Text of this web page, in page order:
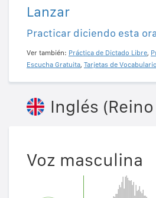
Lanzar
Practicar diciendo esta
Ver también: Práctica de Dictado Libre,
Escucha Gratuita, Tarjetas de
Inglés
Voz masculina